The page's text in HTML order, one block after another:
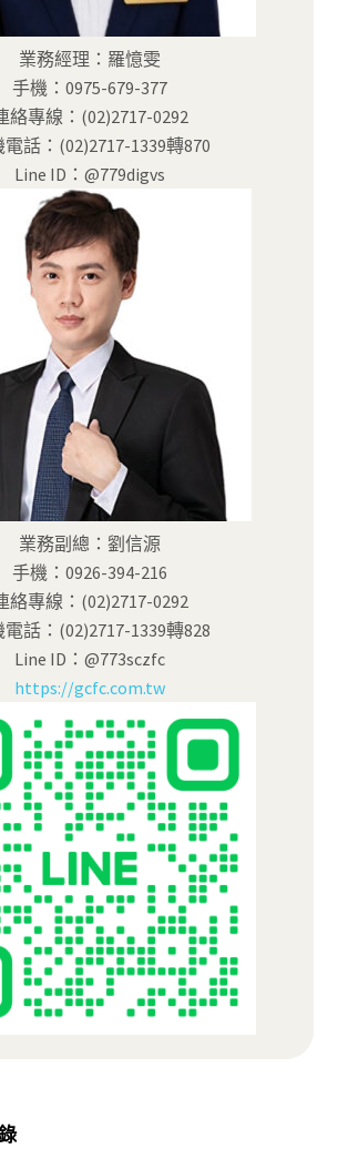
業務經理：羅憶雯
手機：0975-679-377
絡專線：(02)2717-0292
話：(02)2717-1339轉870
Line ID：@779digvs
業務副總：劉信源
手機：0926-394-216
絡專線：(02)2717-0292
話：(02)2717-1339轉828
Line ID：@773sczfc
https://gcfc.com.tw